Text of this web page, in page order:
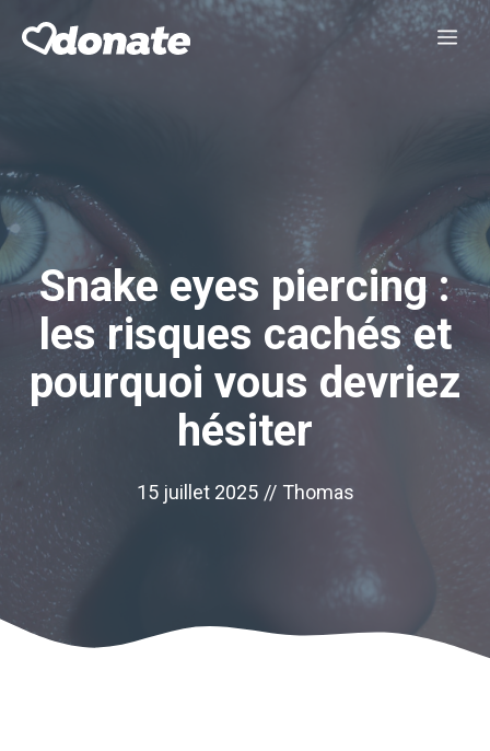
Snake eyes piercing :
les risques cachés et
pourquoi vous devriez
hésiter
15 juillet 2025 // Thomas